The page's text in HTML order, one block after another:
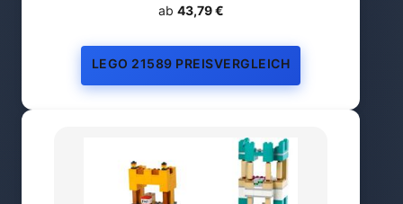
ab 43,79 €
LEGO 21589 PREISVERGLEICH